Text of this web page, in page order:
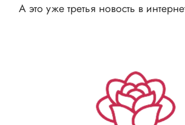
А это уже третья новость в